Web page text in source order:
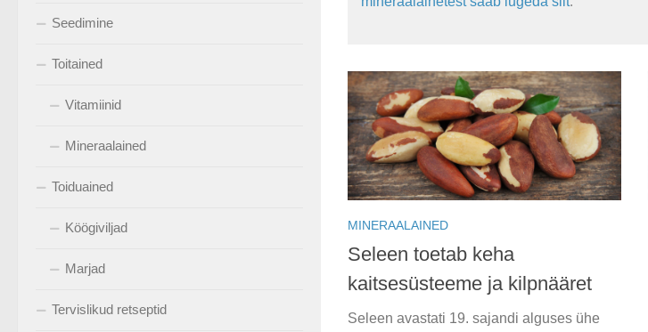
MINERAALAINED
Seleen toetab keha
kaitsesüsteeme ja kilpnääret
Seleen avastati 19. sajandi alguses ühe
Seedimine
Toitained
Vitamiinid
Mineraalained
Toiduained
Köögiviljad
Marjad
Tervislikud retseptid